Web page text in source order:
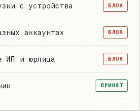
с устройства БЛОК
аккаунтах БЛОК
ИП и юрлица БЛОК
ПРИНЯТ